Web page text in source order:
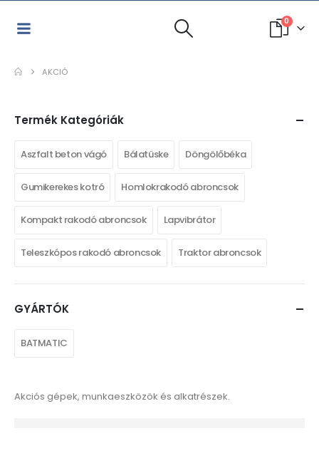
0
AKCIÓ
Akciós gépek, munkaeszközök és alkatrészek.
Termék Kategóriák
Aszfalt beton vágó Bálatüske Döngölőbéka
Gumikerekes kotró Homlokrakodó abroncsok
Kompakt rakodó abroncsok Lapvibrátor
Teleszkópos rakodó abroncsok Traktor abroncsok
GYÁRTÓK
BATMATIC